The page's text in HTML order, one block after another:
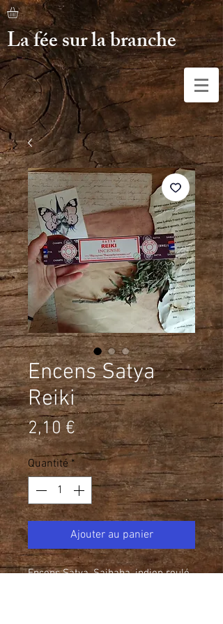
La fée sur la branche
Encens Satya
Reiki
2,10 €Prix
Quantité *
Ajouter au panier
Encens Satya, Saibaba, indien roulé